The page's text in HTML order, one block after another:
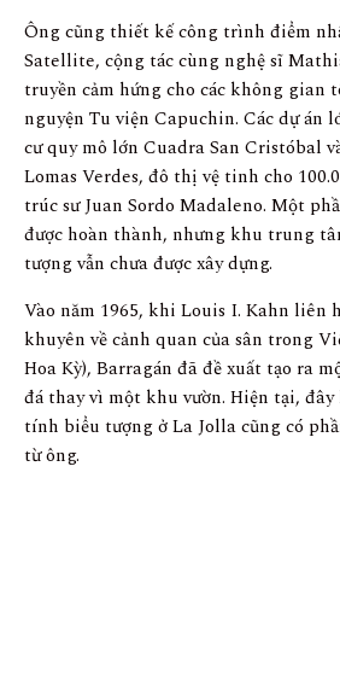
Ông cũng thiết kế công trình điểm
Satellite, cộng tác cùng nghệ sĩ
truyền cảm hứng cho các không gian
nguyện Tu viện Capuchin. Các dự án
cư quy mô lớn Cuadra San Cristóbal
Lomas Verdes, đô thị vệ tinh cho
trúc sư Juan Sordo Madaleno. Một
được hoàn thành, nhưng khu trung
tượng vẫn chưa được xây dựng.
Vào năm 1965, khi Louis I. Kahn liên
khuyên về cảnh quan của sân trong
Hoa Kỳ), Barragán đã đề xuất tạo ra
đá thay vì một khu vườn. Hiện tại,
tính biểu tượng ở La Jolla cũng có
từ ông.